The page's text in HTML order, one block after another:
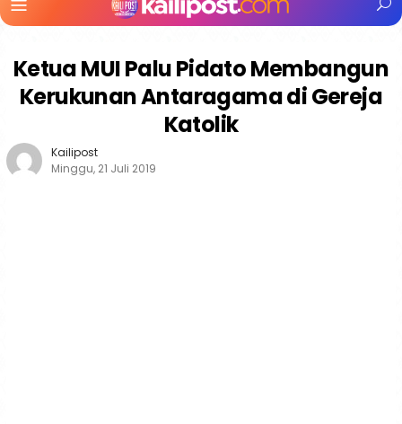
Mobile
Ketua MUI Palu Pidato Membangun
Kerukunan Antaragama di Gereja
Katolik
Kailipost
Minggu, 21 Juli 2019